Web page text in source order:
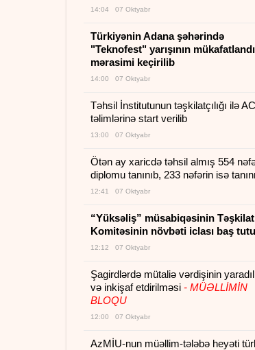
14:04 07 Oktyabr
Türkiyənin Adana şəhərində
"Teknofest" yarışının
mərasimi keçirilib
14:00 07 Oktyabr
Təhsil İnstitutunun təşkilatçılığı ilə
təlimlərinə start verilib
13:00 07 Oktyabr
Ötən ay xaricdə təhsil almış 554
diplomu tanınıb, 233 nəfərin isə
12:41 07 Oktyabr
“Yüksəliş” müsabiqəsinin Təşkilat
Komitəsinin növbəti iclası baş
12:12 07 Oktyabr
Şagirdlərdə mütaliə vərdişinin
və inkişaf etdirilməsi - MÜƏLLİMİN
BLOQU
12:00 07 Oktyabr
AzMİU-nun müəllim-tələbə heyəti